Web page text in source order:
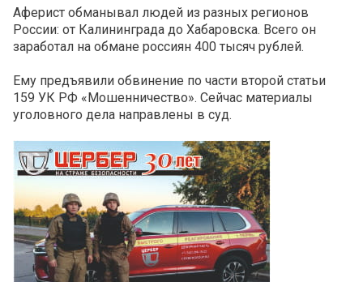
Аферист обманывал людей из разных регионов
России: от Калининграда до Хабаровска. Всего он
заработал на обмане россиян 400 тысяч рублей.
Ему предъявили обвинение по части второй статьи
159 УК РФ «Мошенничество». Сейчас материалы
уголовного дела направлены в суд.